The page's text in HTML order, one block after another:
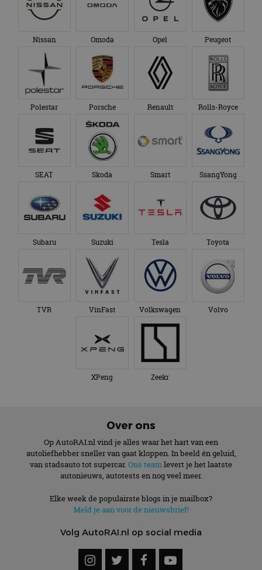
Nissan Omoda Opel Peugeot
Polestar Porsche Renault Rolls-Royce
SEAT Skoda Smart SsangYong
Subaru Suzuki Tesla Toyota
TVR VinFast Volkswagen Volvo
XPeng Zeekr
Over ons
Op AutoRAI.nl vind je alles waar het hart van een
autoliefhebber sneller van gaat kloppen. In beeld én geluid,
van stadsauto tot supercar. Ons teamlevert je het laatste
autonieuws, autotests en nog veel meer.
Elke week de populairste blogs in je mailbox?
Meld je aan voor de nieuwsbrief!
Volg AutoRAI.nl op social media